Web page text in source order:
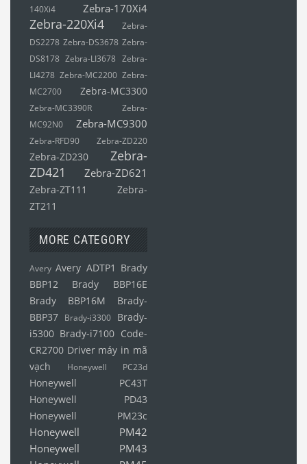
140Xi4
Zebra-170Xi4
Zebra-220Xi4
Zebra-
DS2278 Zebra-DS3678 Zebra-
DS8178 Zebra-LI3678 Zebra-
LI4278 Zebra-MC2200 Zebra-
MC2700
Zebra-MC3300
Zebra-MC3390R
Zebra-
MC92N0
Zebra-MC9300
Zebra-RFD90 Zebra-ZD220
Zebra-ZD230
Zebra-
ZD421
Zebra-ZD621
Zebra-ZT111
Zebra-
ZT211
MORE CATEGORY
Avery Avery ADTP1
Brady
BBP12
Brady BBP16E
Brady BBP16M
Brady-
BBP37 Brady-i3300 Brady-
i5300 Brady-i7100 Code-
CR2700 Driver máy in mã
vạch
Honeywell PC23d
Honeywell PC43T
Honeywell PD43
Honeywell PM23c
Honeywell PM42
Honeywell PM43